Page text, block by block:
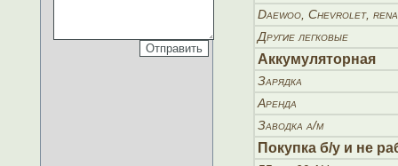
Daewoo, Chevrolet,
Другие легковые
Аккумуляторная
Зарядка
Аренда
Заводка а/м
Покупка б/у и не